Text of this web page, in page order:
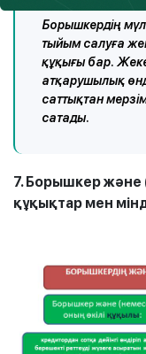
Борышкердің
тыйым салуға
құқығы бар.
атқарушылық
саттықтан
сатады.
7. Борышкер және
құқықтар мен